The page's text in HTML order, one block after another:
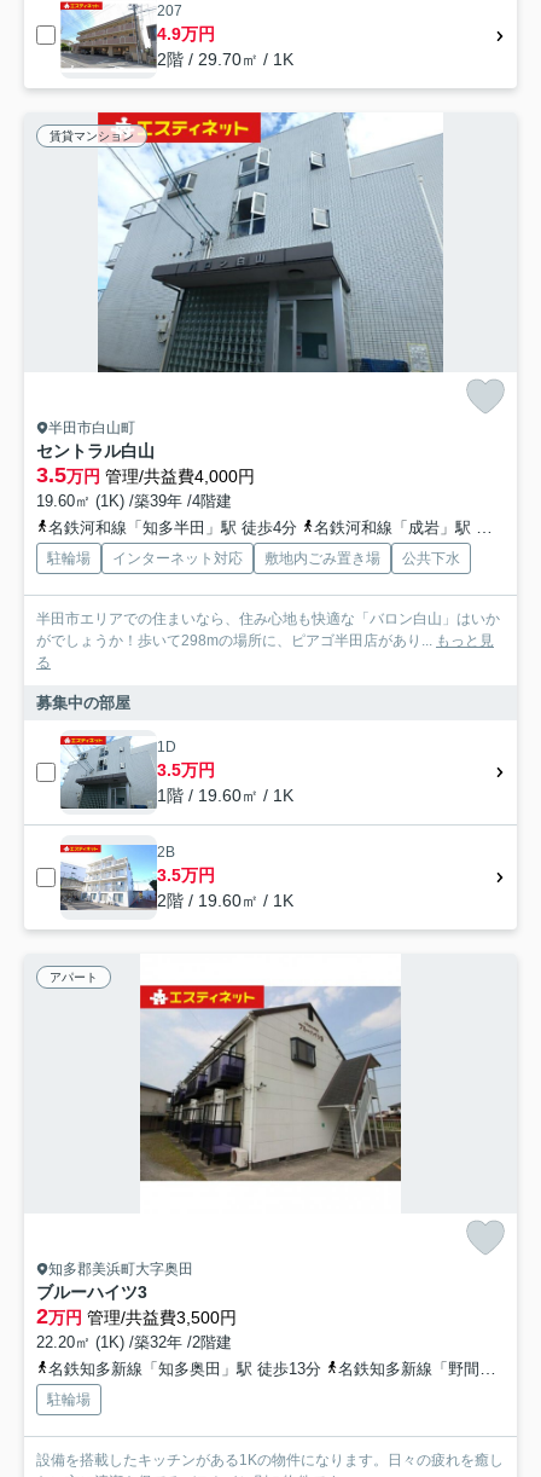
207
4.9万円
2階 / 29.70㎡ / 1K
賃貸マンション
半田市白山町
セントラル白山
3.5万円 管理/共益費4,000円
19.60㎡ (1K) /築39年 /4階建
名鉄河和線「知多半田」駅 徒歩4分
名鉄河和線「成岩」駅 徒歩15分
駐輪場 インターネット対応 敷地内ごみ置き場 公共下水
半田市エリアでの住まいなら、住み心地も快適な「バロン白山」はいか
がでしょうか！歩いて298mの場所に、ピアゴ半田店があり... もっと見
る
募集中の部屋
1D
3.5万円
1階 / 19.60㎡ / 1K
2B
3.5万円
2階 / 19.60㎡ / 1K
アパート
知多郡美浜町大字奥田
ブルーハイツ3
2万円 管理/共益費3,500円
22.20㎡ (1K) /築32年 /2階建
名鉄知多新線「知多奥田」駅 徒歩13分
名鉄知多新線「野間」駅 徒歩16分
駐輪場
設備を搭載したキッチンがある1Kの物件になります。日々の疲れを癒し